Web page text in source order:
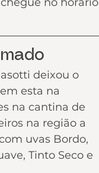
deixou o
esta na
na cantina de
na região a
uvas Bordo,
Tinto Seco e